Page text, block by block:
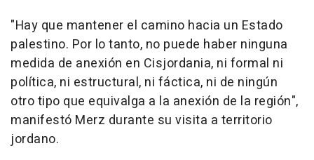
"Hay que mantener el camino hacia un Estado
palestino. Por lo tanto, no puede haber ninguna
medida de anexión en Cisjordania, ni formal ni
política, ni estructural, ni fáctica, ni de ningún
otro tipo que equivalga a la anexión de la región",
manifestó Merz durante su visita a territorio
jordano.